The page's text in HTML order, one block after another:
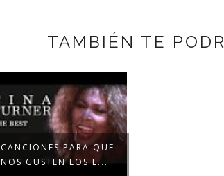
TAMBIÉN TE
CANCIONES PARA QUE
NOS GUSTEN LOS L...